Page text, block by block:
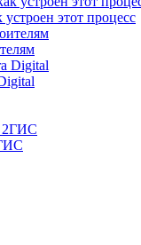
этот процесс